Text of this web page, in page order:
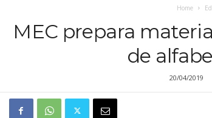
Home
MEC prepara
de
20/04/2019